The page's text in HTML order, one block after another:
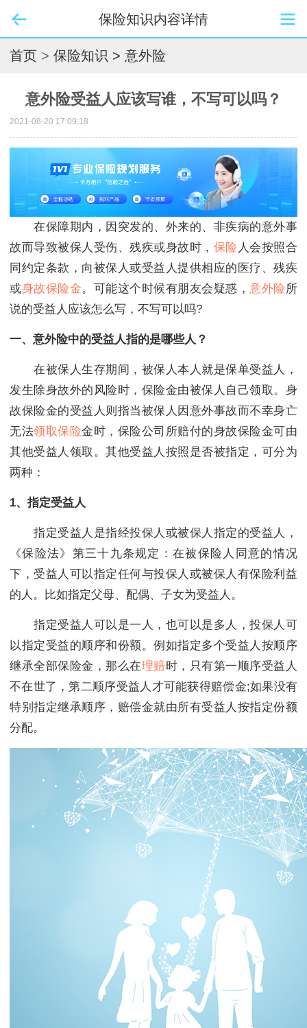
保险知识内容详情
首页 > 保险知识 > 意外险
意外险受益人应该写谁，不写可以吗？
2021-08-20 17:09:18
在保障期内，因突发的、外来的、非疾病的意外事
故而导致被保人受伤、残疾或身故时， 保险 人会按照合
同约定条款，向被保人或受益人提供相应的医疗、残疾
或身故保险金。可能这个时候有朋友会疑惑，意外险 所
说的受益人应该怎么写，不写可以吗?
一、意外险中的受益人指的是哪些人？
在被保人生存期间，被保人本人就是保单受益人，
发生除身故外的风险时，保险金由被保人自己领取。身
故保险金的受益人则指当被保人因意外事故而不幸身亡
无法领取保险金时，保险公司所赔付的身故保险金可由
其他受益人领取。其他受益人按照是否被指定，可分为
两种：
1、指定受益人
指定受益人是指经投保人或被保人指定的受益人，
《保险法》第三十九条规定：在被保险人同意的情况
下，受益人可以指定任何与投保人或被保人有保险利益
的人。比如指定父母、配偶、子女为受益人。
指定受益人可以是一人，也可以是多人，投保人可
以指定受益的顺序和份额。例如指定多个受益人按顺序
继承全部保险金，那么在理赔时，只有第一顺序受益人
不在世了，第二顺序受益人才可能获得赔偿金;如果没有
特别指定继承顺序，赔偿金就由所有受益人按指定份额
分配。